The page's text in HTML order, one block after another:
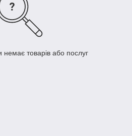
немає товарів або послуг